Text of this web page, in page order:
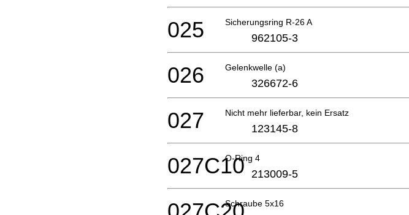
Sicherungsring R-26 A
025 962105-3
Gelenkwelle (a)
026 326672-6
Nicht mehr lieferbar, kein Ersatz
027 123145-8
O-Ring 4
027C10 213009-5
Schraube 5x16